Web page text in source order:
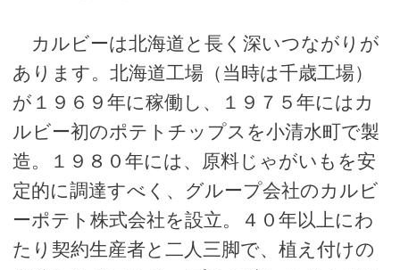
カルビーは北海道と長く深いつながりが
あります。北海道工場（当時は千歳工場）
が１９６９年に稼働し、１９７５年にはカ
ルビー初のポテトチップスを小清水町で製
造。１９８０年には、原料じゃがいもを安
定的に調達すべく、グループ会社のカルビ
ーポテト株式会社を設立。４０年以上にわ
たり契約生産者と二人三脚で、植え付けの